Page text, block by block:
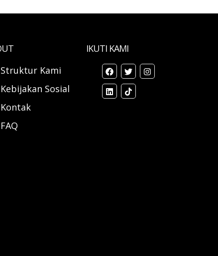
Struktur Kami
Kebijakan Sosial
Kontak
FAQ
IKUTI KAMI